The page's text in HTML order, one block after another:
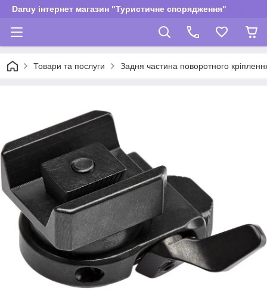
Daruy інтернет магазин "Туристичне спорядження"
Товари та послуги Задня частина поворотного